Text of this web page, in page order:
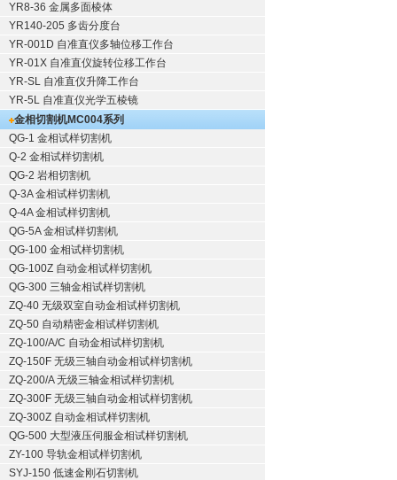
YR8-36 金属多面棱体
YR140-205 多齿分度台
YR-001D 自准直仪多轴位移工作台
YR-01X 自准直仪旋转位移工作台
YR-SL 自准直仪升降工作台
YR-5L 自准直仪光学五棱镜
金相切割机MC004系列
QG-1 金相试样切割机
Q-2 金相试样切割机
QG-2 岩相切割机
Q-3A 金相试样切割机
Q-4A 金相试样切割机
QG-5A 金相试样切割机
QG-100 金相试样切割机
QG-100Z 自动金相试样切割机
QG-300 三轴金相试样切割机
ZQ-40 无级双室自动金相试样切割机
ZQ-50 自动精密金相试样切割机
ZQ-100/A/C 自动金相试样切割机
ZQ-150F 无级三轴自动金相试样切割机
ZQ-200/A 无级三轴金相试样切割机
ZQ-300F 无级三轴自动金相试样切割机
ZQ-300Z 自动金相试样切割机
QG-500 大型液压伺服金相试样切割机
ZY-100 导轨金相试样切割机
SYJ-150 低速金刚石切割机